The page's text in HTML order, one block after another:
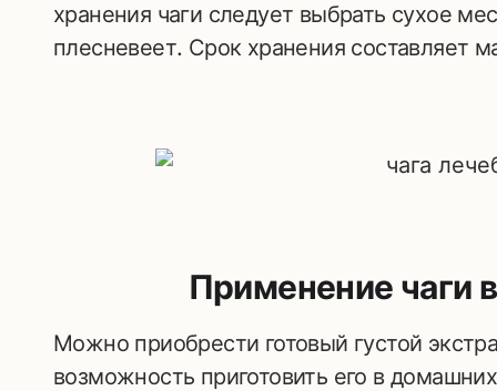
хранения чаги следует выбрать сухое
плесневеет. Срок хранения составляет
Применение чаги
Можно приобрести готовый густой
возможность приготовить его в